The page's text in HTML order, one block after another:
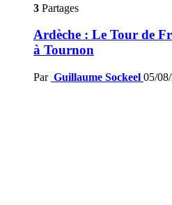
3 Partages
Ardèche : Le Tour de
à Tournon
Par Guillaume Sockeel 05/